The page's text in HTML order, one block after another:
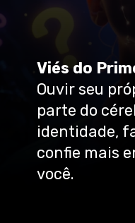
Viés do
Ouvir seu
parte do
identidade,
confie mais
você.